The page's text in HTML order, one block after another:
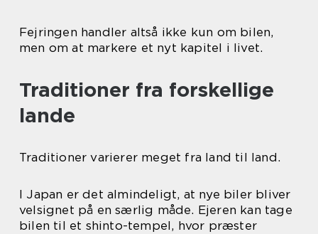
Fejringen handler altså ikke kun om bilen,
men om at markere et nyt kapitel i livet.
Traditioner fra forskellige
lande
Traditioner varierer meget fra land til land.
I Japan er det almindeligt, at nye biler bliver
velsignet på en særlig måde. Ejeren kan tage
bilen til et shinto-tempel, hvor præster